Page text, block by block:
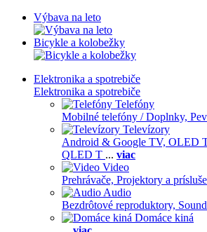
Výbava na leto
Bicykle a kolobežky
Elektronika a spotrebiče
Elektronika a spotrebiče
Telefóny
Mobilné telefóny / Doplnky,
Televízory
Android & Google TV, OLED
QLED T ... viac
Video
Prehrávače, Projektory a
Audio
Bezdrôtové reproduktory,
Domáce kiná